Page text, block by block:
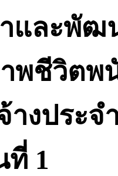
และพัฒ
ชีวิตพนั
างประ
ที่ 1